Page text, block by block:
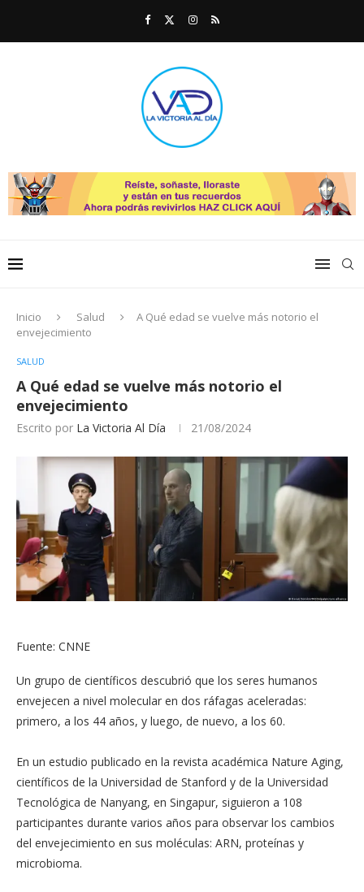
Inicio Salud
A Qué edad se vuelve más notorio el
envejecimiento
SALUD
A Qué edad se vuelve más notorio el
envejecimiento
Escrito por La Victoria Al Día 21/08/2024
Fuente: CNNE
Un grupo de científicos descubrió que los seres humanos
envejecen a nivel molecular en dos ráfagas aceleradas:
primero, a los 44 años, y luego, de nuevo, a los 60.
En un estudio publicado en la revista académica Nature Aging,
científicos de la Universidad de Stanford y de la Universidad
Tecnológica de Nanyang, en Singapur, siguieron a 108
participantes durante varios años para observar los cambios
del envejecimiento en sus moléculas: ARN, proteínas y
microbioma.